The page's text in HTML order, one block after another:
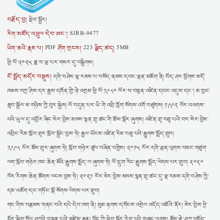
བརྗོད་བྱ། སྡེབ་སྦྱོར།
རིག་མཛོད་འཕྲུལ་དེབ་ཨང་། SJRB-0477
ཡིག་ཆའི་རྣམ་པ། PDF ཤོག་གྲངས། 223 ལྗིད་ཚད། 5MB
ཕྱི་ལོ་༢༠༢༥ ཟླ་བ་ལྔ་པར་གསར་དུ་བསྒྲིགས།
ངོ་སྤྲོད་མདོར་བསྡུས། དགེ་བཤེས་ལྷ་རམས་པ་བསོད་ནམས་དབང་ལྡན་མཆོག་ནི། བོད་ཤར་ཕྱོགས་མདོ་
ཁམས་བཀྲ་ཤིས་དར་རྒྱས་དགོན་གྱི་ཉེ་འགྲམ་ཕྱི་ལོ་༡༩༨༠ ལོར་ཕ་བསྟན་འཛིན་དབང་འདུས་དང༌། མ་བྱང་
ཆུབ་སྒྲོལ་མ་གཉིས་ཀྱི་བུར་སྐྱེས། ལོ་བདུན་པར་ཡི་གེ་འབྲི་ཀློག་སོགས་འགོ་བཙུགས། ༡༩༩༢ ལོར་འཕགས་
པའི་ཡུལ་དུ་འབྱོར་ཞིང་སེར་བྱེས་མཁས་སྙན་གྲྭ་ཚང་གི་ཆོས་སྒོར་ཞུགས། འཛིན་གྲྭ་བཅུ་པའི་བར་སེར་བྱེས་
འབྲིང་རིམ་སློབ་གྲྭར་སློབ་སྦྱོང་བྱས་ཏེ། རྒྱལ་ཡོངས་འཛིན་རིམ་བཅུ་པའི་རྒྱུགས་སྤྲོད་གྲུབ།
༡༩༩༨ ལོར་ཆོས་གྲྭར་ཞུགས་ཏེ། སློབ་གཉེར་ཚུལ་བཞིན་བགྱིས། ༢༠༡༥ ལོར་དགེ་ལྡན་ལུགས་བཟང་གཙུག་
ལག་སློབ་གཉེར་ཁང་ཆེན་མོའི་རྒྱུགས་སྤྲོད་ལ་ཞུགས་ཏེ། ལོ་དྲུག་རིང་རྒྱུགས་སྤྲོད་ལེགས་པར་གྲུབ། ༢༠༢༠
ལོར་རིགས་ཆེན་ཚོགས་ལངས་བྱས་ཏེ། ༢༠༢༡ ལོར་སེར་བྱེས་མཁས་སྙན་གྲྭ་ཚང་དུ་ལྷ་རམས་དགེ་བཤེས་ཀྱི་
དམ་འཇོག་དང་གཏོང་སྒོ་སོགས་ལེགས་པར་གྲུབ།
གང་གིས་བརྩམས་གནང་བའི་དཔེ་དེབ་ཁག་ནི། སུམ་རྟགས་དགོངས་འགྲེལ་འདོད་འཇོའི་ནོར། སེར་བྱེས་ཏྲེ་